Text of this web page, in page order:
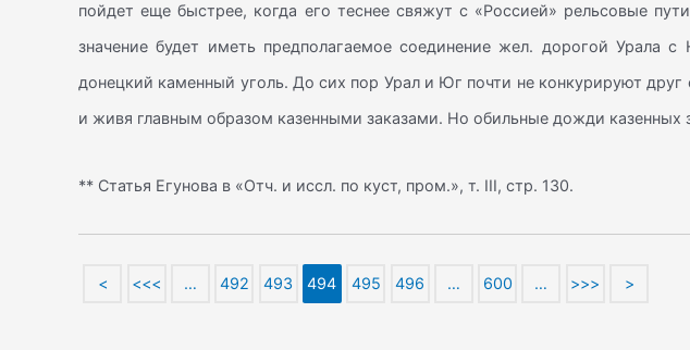
пойдет еще быстрее, когда его теснее свяжут с «Россией» рельсовые
значение будет иметь предполагаемое соединение жел. дорогой Урала
донецкий каменный уголь. До сих пор Урал и Юг почти не конкурируют
и живя главным образом казенными заказами. Но обильные дожди казенных
** Статья Егунова в «Отч. и иссл. по куст, пром.», т. III, стр. 130.
< <<< … 492 493 494 495 496 … 600 … >>> >